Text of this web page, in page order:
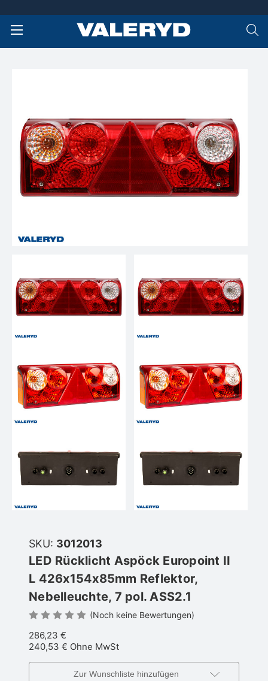
SKU: 3012013
LED Rücklicht Aspöck Europoint II
L 426x154x85mm Reflektor,
Nebelleuchte, 7 pol. ASS2.1
(Noch keine Bewertungen)
286,23 €
240,53 € Ohne MwSt
Zur Wunschliste hinzufügen